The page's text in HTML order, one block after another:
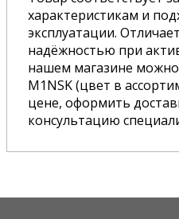
характеристикам и
эксплуатации.
надёжностью при
нашем магазине можно
M1NSK (цвет в
цене, оформить
консультацию